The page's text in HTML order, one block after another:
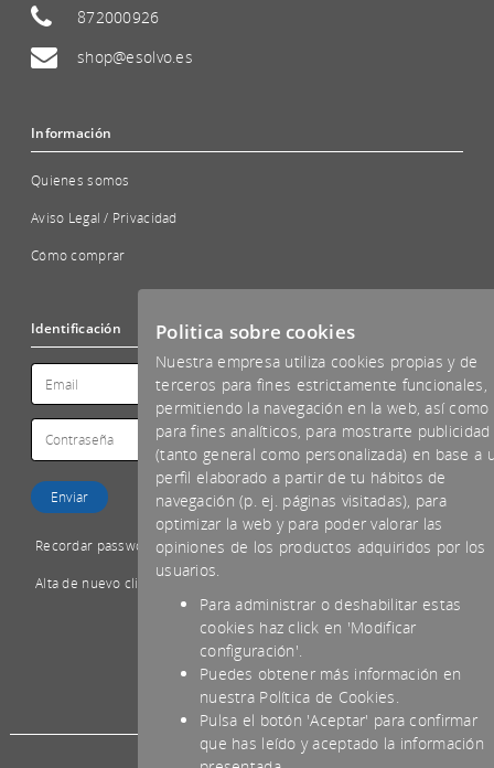
872000926
shop@esolvo.es
Información
Quienes somos
Aviso Legal / Privacidad
Cómo comprar
Identificación
Recordar password
Alta de nuevo cliente
*IVA NO INCLUIDO
Politica sobre cookies
Nuestra empresa utiliza cookies propias y de
terceros para fines estrictamente funcionales,
permitiendo la navegación en la web, así como
para fines analíticos, para mostrarte publicidad
(tanto general como personalizada) en base a
perfil elaborado a partir de tu hábitos de
navegación (p. ej. páginas visitadas), para
optimizar la web y para poder valorar las
opiniones de los productos adquiridos por los
usuarios.
Para administrar o deshabilitar estas
cookies haz click en 'Modificar
configuración'.
Puedes obtener más información en
nuestra Política de Cookies.
Pulsa el botón 'Aceptar' para confirmar
que has leído y aceptado la información